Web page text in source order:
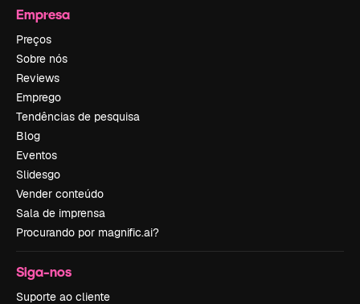
Empresa
Preços
Sobre nós
Reviews
Emprego
Tendências de pesquisa
Blog
Eventos
Slidesgo
Vender conteúdo
Sala de imprensa
Procurando por magnific.ai?
Siga-nos
Suporte ao cliente